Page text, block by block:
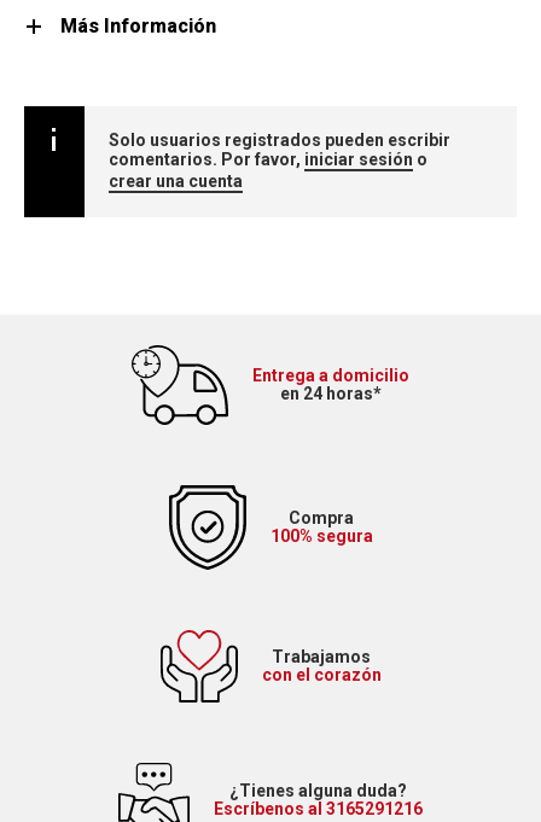
Más Información
Solo usuarios registrados pueden escribir
comentarios. Por favor, iniciar sesión o
crear una cuenta
Entrega a domicilio
en 24 horas*
Compra
100% segura
Trabajamos
con el corazón
¿Tienes alguna duda?
Escríbenos al 3165291216